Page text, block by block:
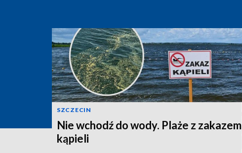
SZCZECIN
Nie wchodź do wody. Plaże z zakazem
kąpieli